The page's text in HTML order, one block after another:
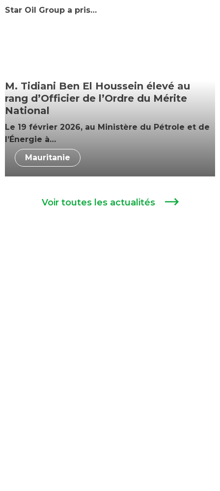
Star Oil Group a pris…
Mauritanie
M. Tidiani Ben El Houssein élevé au
rang d’Officier de l’Ordre du Mérite
National
Le 19 février 2026, au Ministère du Pétrole et de
l’Énergie à…
Voir toutes les actualités